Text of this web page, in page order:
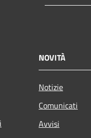
NOVITÀ
Notizie
Comunicati
Avvisi